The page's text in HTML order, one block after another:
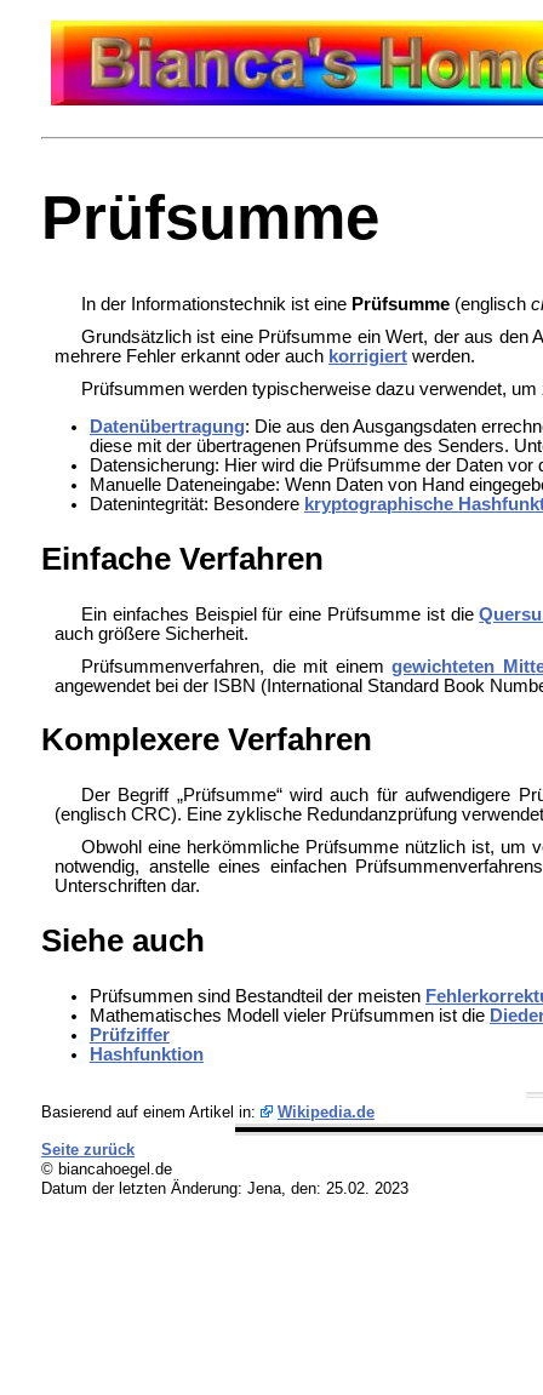
Prüfsumme
In der Informationstechnik ist eine Prüfsumme(englisch
Grundsätzlich ist eine Prüfsumme ein Wert, der aus den
mehrere Fehler erkannt oder auch korrigiertwerden.
Prüfsummen werden typischerweise dazu verwendet,
Datenübertragung: Die aus den Ausgangsdaten
diese mit der übertragenen Prüfsumme des Senders.
Datensicherung: Hier wird die Prüfsumme der Daten
Manuelle Dateneingabe: Wenn Daten von Hand
Datenintegrität: Besondere kryptographische
Einfache Verfahren
Ein einfaches Beispiel für eine Prüfsumme ist die
auch größere Sicherheit.
Prüfsummenverfahren, die mit einemgewichteten
angewendet bei der ISBN (International Standard Book
Komplexere Verfahren
Der Begriff „Prüfsumme“ wird auch für aufwendigere
(englisch CRC). Eine zyklische Redundanzprüfung
Obwohl eine herkömmliche Prüfsumme nützlich ist, um
notwendig, anstelle eines einfachen
Unterschriften dar.
Siehe auch
Prüfsummen sind Bestandteil der meisten
Mathematisches Modell vieler Prüfsummen ist die
Prüfziffer
Hashfunktion
Basierend auf einem Artikel in: Wikipedia.de
Seite zurück
© biancahoegel.de
Datum der letzten Änderung: Jena, den: 25.02. 2023